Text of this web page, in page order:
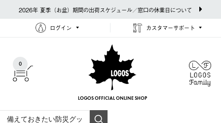
2026年 夏季（お盆）期間の出荷スケジュール／窓口の休業日について
ログイン カスタマーサポート
0
LOGOS OFFICIAL ONLINE SHOP